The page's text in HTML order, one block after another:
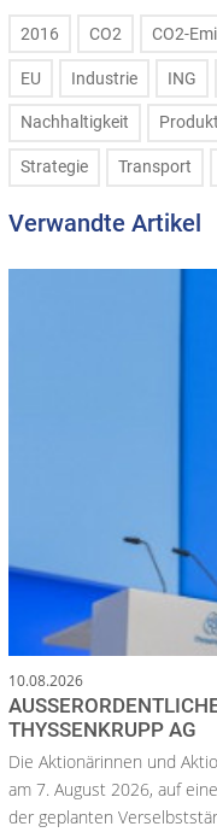
2016 CO2 CO2-
EU Industrie ING
Nachhaltigkeit
Strategie Transport
Verwandte Artikel
10.08.2026
HYSSENKRUPP AG
Die Aktionärinnen und
am 7. August 2026, auf
der geplanten